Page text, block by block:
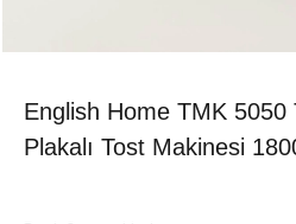
English Home TMK 5050
Plakalı Tost Makinesi